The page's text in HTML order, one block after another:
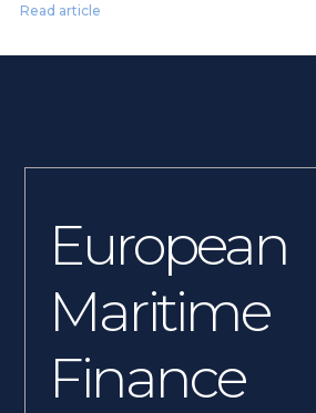
Read article
European
Maritime
Finance